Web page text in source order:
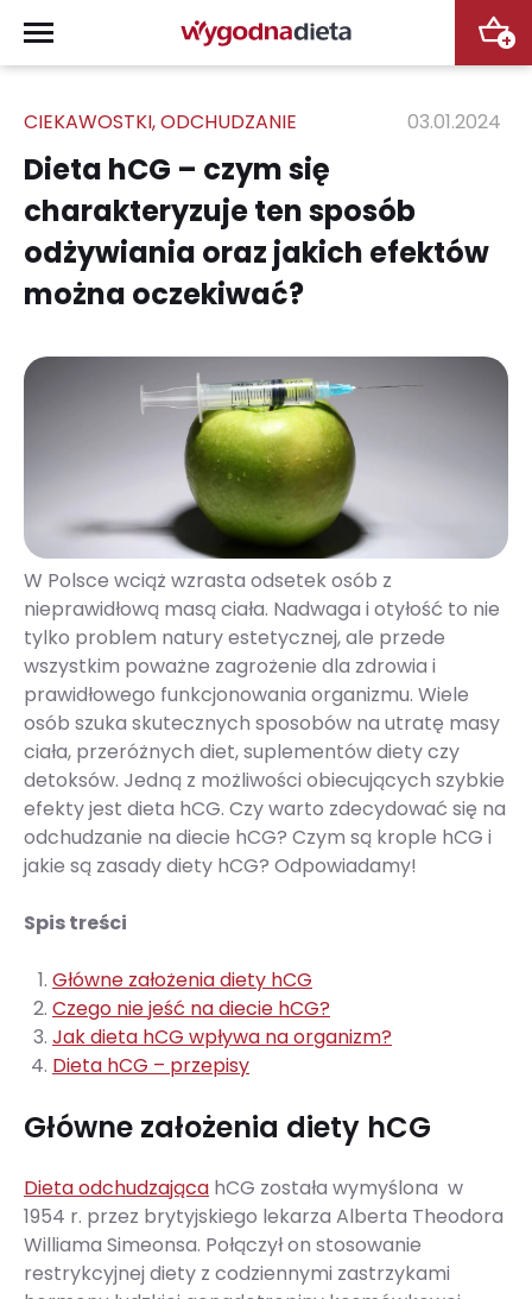
+
CIEKAWOSTKI,ODCHUDZANIE 03.01.2024
Dieta hCG – czym się
charakteryzuje ten sposób
odżywiania oraz jakich efektów
można oczekiwać?
W Polsce wciąż wzrasta odsetek osób z
nieprawidłową masą ciała. Nadwaga i otyłość to nie
tylko problem natury estetycznej, ale przede
wszystkim poważne zagrożenie dla zdrowia i
prawidłowego funkcjonowania organizmu. Wiele
osób szuka skutecznych sposobów na utratę masy
ciała, przeróżnych diet, suplementów diety czy
detoksów. Jedną z możliwości obiecujących szybkie
efekty jest dieta hCG. Czy warto zdecydować się na
odchudzanie na diecie hCG? Czym są krople hCG i
jakie są zasady diety hCG? Odpowiadamy!
Spis treści
Główne założenia diety hCG
Czego nie jeść na diecie hCG?
Jak dieta hCG wpływa na organizm?
Dieta hCG – przepisy
Główne założenia diety hCG
Dieta odchudzająca hCG została wymyślona w
1954 r. przez brytyjskiego lekarza Alberta Theodora
Williama Simeonsa. Połączył on stosowanie
restrykcyjnej diety z codziennymi zastrzykami